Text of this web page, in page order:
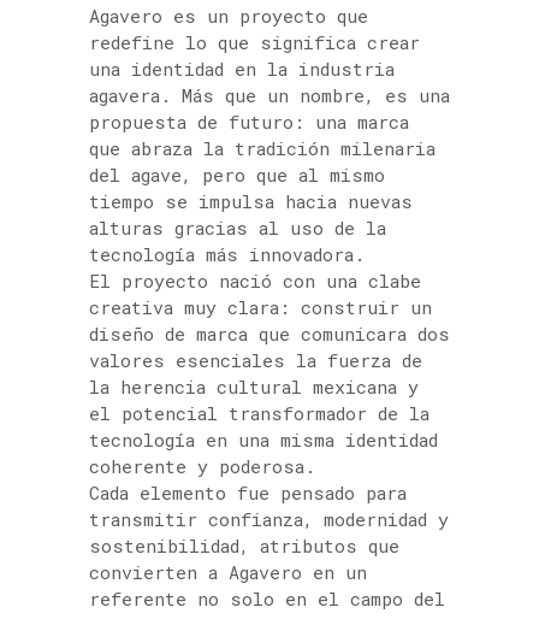
Agavero es un proyecto que
redefine lo que significa crear
una identidad en la industria
agavera. Más que un nombre, es una
propuesta de futuro: una marca
que abraza la tradición milenaria
del agave, pero que al mismo
tiempo se impulsa hacia nuevas
alturas gracias al uso de la
tecnología más innovadora.
El proyecto nació con una clabe
creativa muy clara: construir un
diseño de marca que comunicara dos
valores esenciales la fuerza de
la herencia cultural mexicana y
el potencial transformador de la
tecnología en una misma identidad
coherente y poderosa.
Cada elemento fue pensado para
transmitir confianza, modernidad y
sostenibilidad, atributos que
convierten a Agavero en un
referente no solo en el campo del